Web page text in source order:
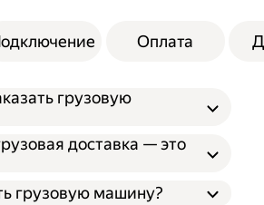
Оплата
грузовую
доставка — это
грузовую машину?